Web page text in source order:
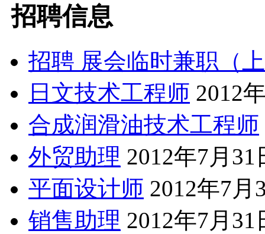
招聘信息
招聘 展会临时兼职（
日文技术工程师 2012
合成润滑油技术工程师
外贸助理 2012年7月31
平面设计师 2012年7月
销售助理 2012年7月31